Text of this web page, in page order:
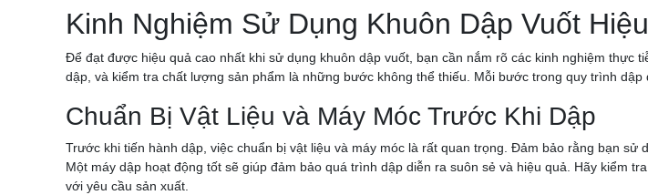
Kinh Nghiệm Sử Dụng Khuôn Dập Vuốt
Để đạt được hiệu quả cao nhất khi sử dụng khuôn dập vuốt, bạn cần nắm rõ các kinh nghiệm
dập, và kiểm tra chất lượng sản phẩm là những bước không thể thiếu. Mỗi bước trong quy trình
Chuẩn Bị Vật Liệu và Máy Móc Trước Khi Dập
Trước khi tiến hành dập, việc chuẩn bị vật liệu và máy móc là rất quan trọng. Đảm bảo rằng bạn
Một máy dập hoạt động tốt sẽ giúp đảm bảo quá trình dập diễn ra suôn sẻ và hiệu quả. Hãy kiểm
với yêu cầu sản xuất.